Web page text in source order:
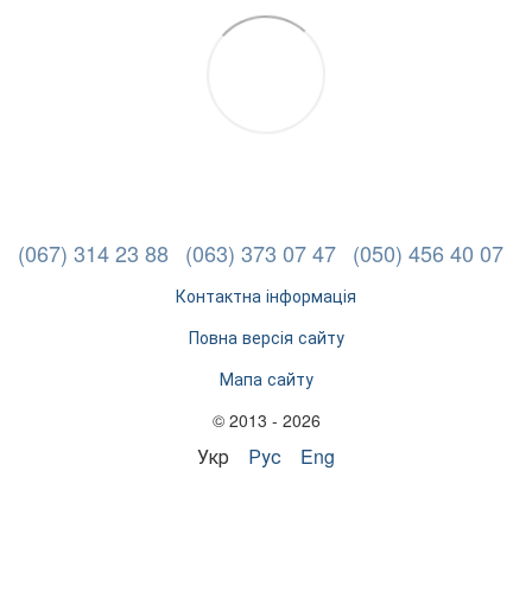
(067) 314 23 88 (063) 373 07 47 (050) 456 40 07
Контактна інформація
Повна версія сайту
Мапа сайту
© 2013 - 2026
Укр Рус Eng